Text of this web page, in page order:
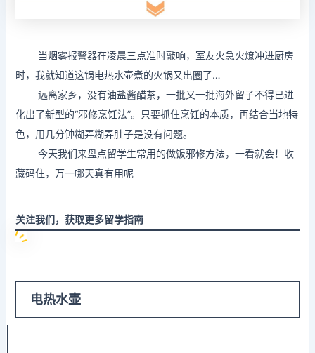
当烟雾报警器在凌晨三点准时敲响，室友火急火燎冲进厨房
时，我就知道这锅电热水壶煮的火锅又出圈了…
远离家乡，没有油盐酱醋茶，一批又一批海外留子不得已进
化出了新型的“邪修烹饪法”。只要抓住烹饪的本质，再结合当地特
色，用几分钟糊弄糊弄肚子是没有问题。
今天我们来盘点留学生常用的做饭邪修方法，一看就会！收
藏码住，万一哪天真有用呢
关注我们，获取更多留学指南
电热水壶